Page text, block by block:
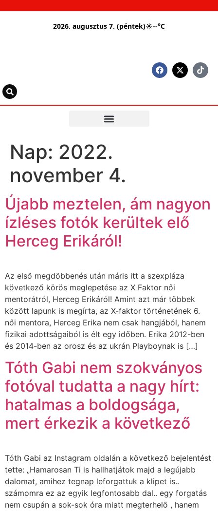
2026. augusztus 7. (péntek)☀--°C
Nap: 2022.
november 4.
Újabb meztelen, ám nagyon
ízléses fotók kerültek elő
Herceg Erikáról!
Az első megdöbbenés után máris itt a szexpláza
következő körös meglepetése az X Faktor női
mentorátról, Herceg Erikáról! Amint azt már többek
között lapunk is megírta, az X-faktor történetének 6.
női mentora, Herceg Erika nem csak hangjából, hanem
fizikai adottságaiból is élt egy időben. Erika 2012-ben
és 2014-ben az orosz és az ukrán Playboynak is […]
Tóth Gabi nem szokványos
fotóval tudatta a nagy hírt:
hatalmas a boldogsága,
mert érkezik a következő
Tóth Gabi az Instagram oldalán a következő bejelentést
tette: „Hamarosan Ti is hallhatjátok majd a legújabb
dalomat, amihez tegnap leforgattuk a klipet is..
számomra ez az egyik legfontosabb dal.. egy forgatás
nem csupán a sok-sok óra miatt megterhelő , hanem